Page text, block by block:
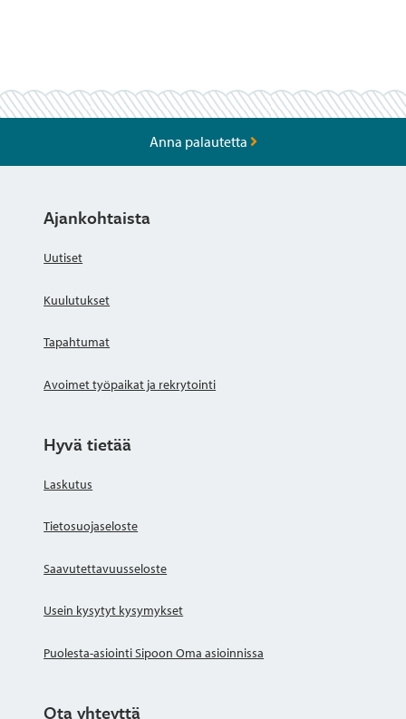
Anna palautetta
Ajankohtaista
Uutiset
Kuulutukset
Tapahtumat
Avoimet työpaikat ja rekrytointi
Hyvä tietää
Laskutus
Tietosuojaseloste
Saavutettavuusseloste
Usein kysytyt kysymykset
Puolesta-asiointi Sipoon Oma asioinnissa
Ota yhteyttä